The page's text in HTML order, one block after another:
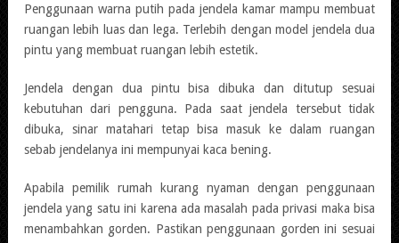
Penggunaan warna putih pada jendela kamar mampu membuat
ruangan lebih luas dan lega. Terlebih dengan model jendela dua
pintu yang membuat ruangan lebih estetik.
Jendela dengan dua pintu bisa dibuka dan ditutup sesuai
kebutuhan dari pengguna. Pada saat jendela tersebut tidak
dibuka, sinar matahari tetap bisa masuk ke dalam ruangan
sebab jendelanya ini mempunyai kaca bening.
Apabila pemilik rumah kurang nyaman dengan penggunaan
jendela yang satu ini karena ada masalah pada privasi maka bisa
menambahkan gorden. Pastikan penggunaan gorden ini sesuai